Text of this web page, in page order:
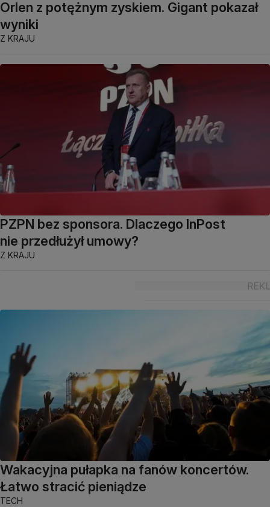
Orlen z potężnym zyskiem. Gigant pokazał
wyniki
Z KRAJU
PZPN bez sponsora. Dlaczego InPost
nie przedłużył umowy?
Z KRAJU
Wakacyjna pułapka na fanów koncertów.
Łatwo stracić pieniądze
TECH